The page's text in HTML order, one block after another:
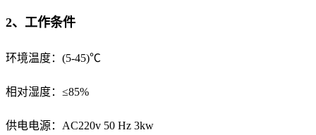
2、工作条件
环境温度：(5-45)℃
相对湿度：≤85%
供电电源：AC220v 50 Hz 3kw